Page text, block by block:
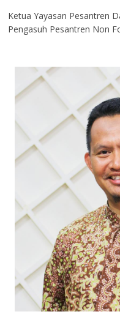
Ketua Yayasan Pesantren
Pengasuh Pesantren Non